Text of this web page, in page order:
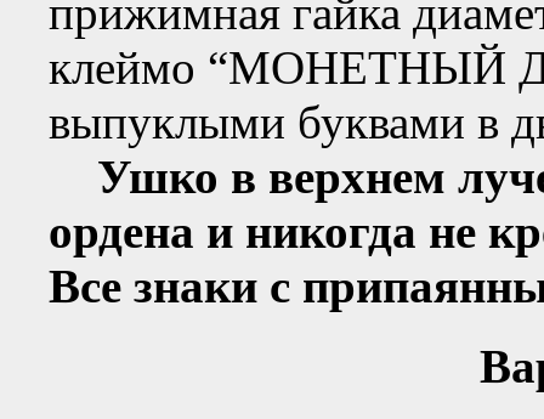
прижимная гайка
клеймо “МОНЕТНЫЙ
выпуклыми буквами в
Ушко в верхнем
ордена и никогда не
Все знаки с